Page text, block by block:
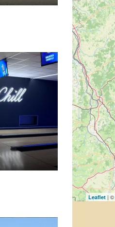
Leaflet | ©